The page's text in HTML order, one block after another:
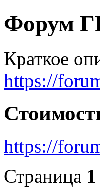
Форум
Краткое
https://
https://
Страница 1